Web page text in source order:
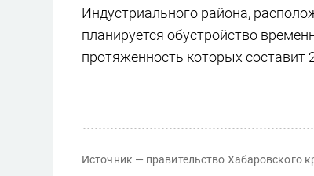
Индустриального района,
планируется обустройство
протяженность которых составит
Источник — правительство Хабаровского